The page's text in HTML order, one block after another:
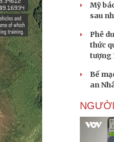
Mỹ
sau
Phê
thức
tượng
Bế
an